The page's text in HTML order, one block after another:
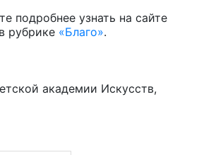
подробнее узнать на сайте
в рубрике «Благо».
академии Искусств,